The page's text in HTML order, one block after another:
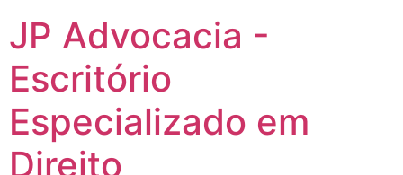
JP Advocacia -
Escritório
Especializado em
Direito